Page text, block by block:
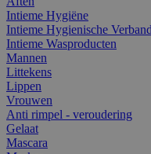
Intieme Hygiëne
Intieme Hygienische
Intieme Wasproducten
Mannen
Littekens
Lippen
Vrouwen
Anti rimpel - veroudering
Gelaat
Mascara